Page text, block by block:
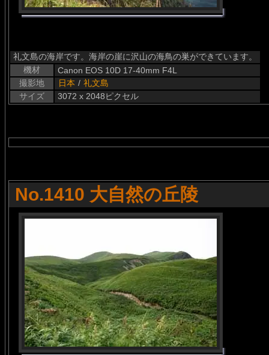
礼文島の海岸です。海岸の崖に沢山の海鳥の巣ができています。
機材
Canon EOS 10D 17-40mm F4L
撮影地
日本 / 礼文島
サイズ
3072 x 2048ピクセル
No.1410 大自然の丘陵